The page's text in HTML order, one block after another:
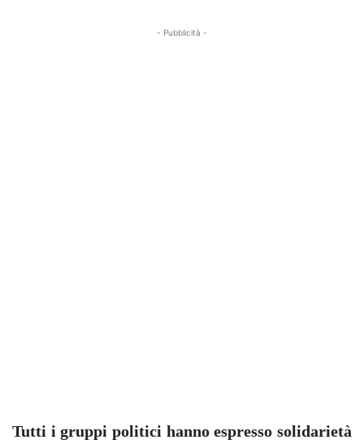
- Pubblicità -
Tutti i gruppi politici hanno espresso solidarietà